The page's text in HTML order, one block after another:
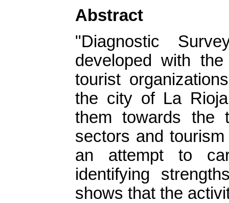
Abstract
"Diagnostic
developed with
tourist
the city of La
them towards the
sectors and
an attempt to
identifying
shows that the